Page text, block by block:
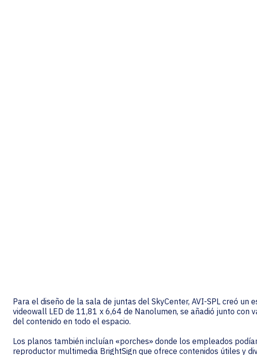
Para el diseño de la sala de juntas del SkyCenter, AVI-SPL creó
videowall LED de 11,81 x 6,64 de Nanolumen, se añadió junto
del contenido en todo el espacio.
Los planos también incluían «porches» donde los empleados
reproductor multimedia BrightSign que ofrece contenidos útiles y